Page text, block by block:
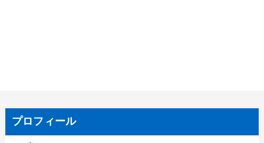
プロフィール